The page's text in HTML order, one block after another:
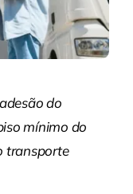
do
mínimo do
transporte